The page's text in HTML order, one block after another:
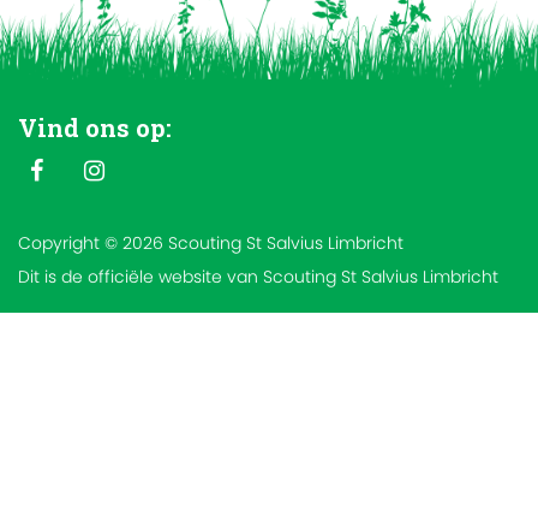
Vind ons op:
Copyright © 2026 Scouting St Salvius Limbricht
Dit is de officiële website van Scouting St Salvius Limbricht